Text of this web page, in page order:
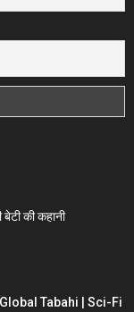
की कहानी
Tabahi | Sci-Fi